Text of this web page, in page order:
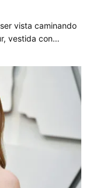
vista caminando
vestida con…